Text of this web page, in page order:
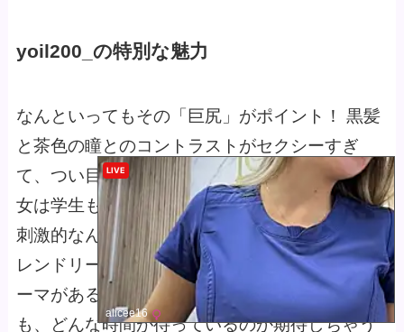
LIVE
alicee16
yoil200_の特別な魅力
なんといってもその「巨尻」がポイント！ 黒髪
と茶色の瞳とのコントラストがセクシーすぎ
て、つい目を奪われちゃうんだよ。そして、彼
女は学生もやってて、その知的な雰囲気がまた
刺激的なんだ。視聴者とのやり取りはどこかフ
レンドリーでありながらも、しっかりとしたテ
ーマがある。プレゼントメニューを見るだけで
も、どんな時間が待っているのか期待しちゃう